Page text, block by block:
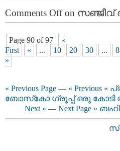
Comments Offon സഞ്ജീവ്
Page 90 of 97
«
First
« ... 10 20 30 ...
»
« Previous Page — « Previous «
ബോസ്‌കോ ഗ്രൂപ്പ് ഒരു കോടി
Next » — Next Page »